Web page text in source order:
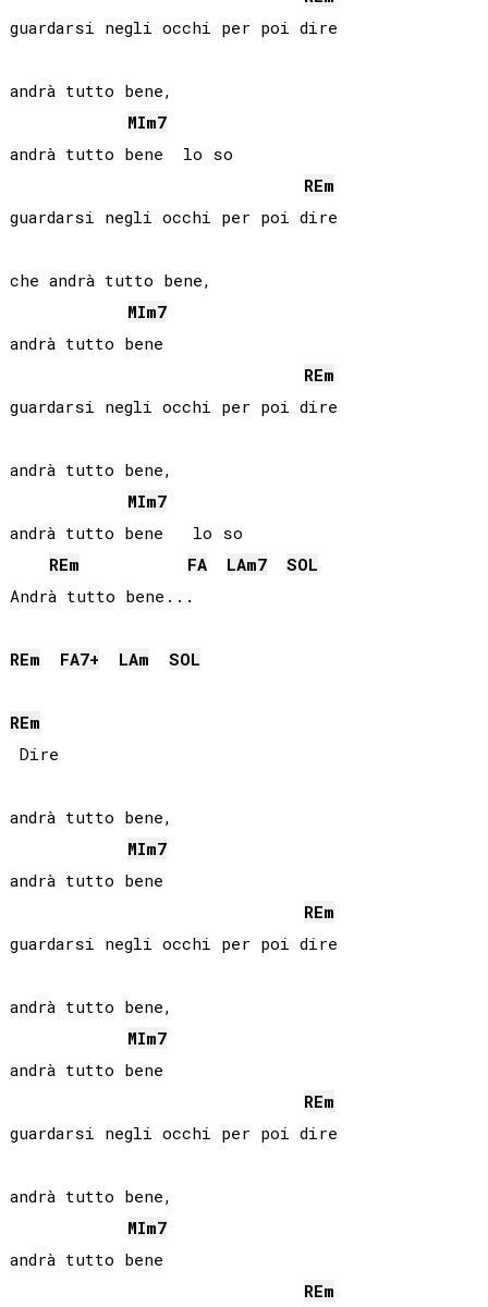
guardarsi negli occhi per poi dire
andrà tutto bene,
MIm7
andrà tutto bene  lo so
REm
guardarsi negli occhi per poi dire
che andrà tutto bene,
MIm7
andrà tutto bene
REm
guardarsi negli occhi per poi dire
andrà tutto bene,
MIm7
andrà tutto bene   lo so
REm FA LAm7
SOL
Andrà tutto bene...
REm FA7+ LAm SOL
REm
Dire
andrà tutto bene,
MIm7
andrà tutto bene
REm
guardarsi negli occhi per poi dire
andrà tutto bene,
MIm7
andrà tutto bene
REm
guardarsi negli occhi per poi dire
andrà tutto bene,
MIm7
andrà tutto bene
REm